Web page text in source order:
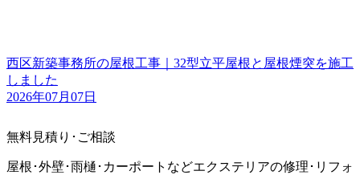
西区新築事務所の屋根工事｜32型立平屋根と屋根煙突を施工
しました
2026年07月07日
無料見積り･ご相談
屋根･外壁･雨樋･カーポートなどエクステリアの修理･リフォ